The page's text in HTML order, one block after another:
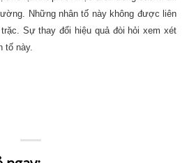
Những nhân tố này không được liên
Sự thay đổi hiệu quả đòi hỏi xem xét
tố này.